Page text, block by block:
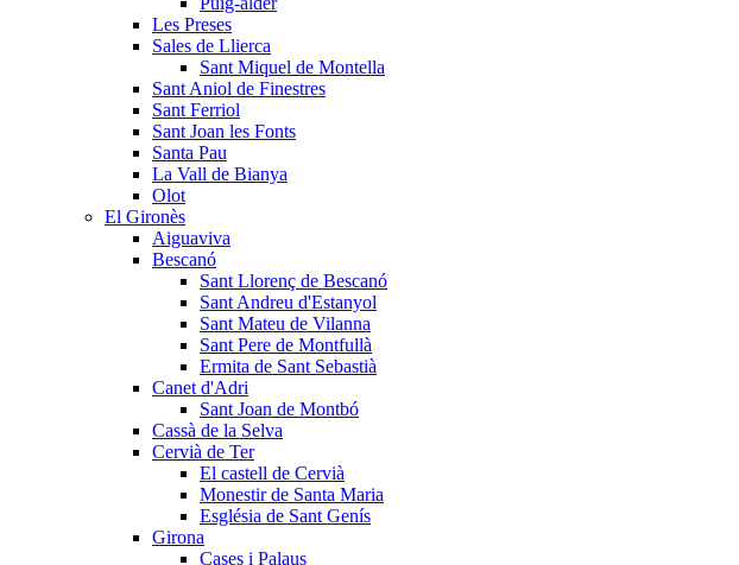
Les Preses
Sales de Llierca
Sant Miquel de Montella
Sant Aniol de Finestres
Sant Ferriol
Sant Joan les Fonts
Santa Pau
La Vall de Bianya
Olot
El Gironès
Aiguaviva
Bescanó
Sant Llorenç de Bescanó
Sant Andreu d'Estanyol
Sant Mateu de Vilanna
Sant Pere de Montfullà
Ermita de Sant Sebastià
Canet d'Adri
Sant Joan de Montbó
Cassà de la Selva
Cervià de Ter
El castell de Cervià
Monestir de Santa Maria
Església de Sant Genís
Girona
Cases i Palaus